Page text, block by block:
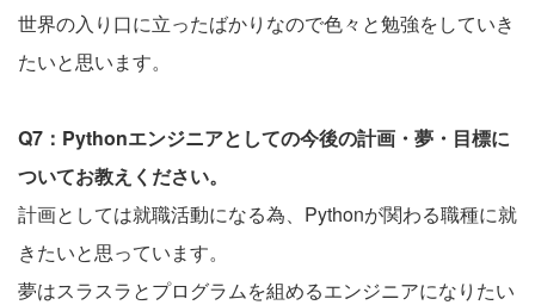
世界の入り口に立ったばかりなので色々と勉強をしていき
たいと思います。
Q7：Pythonエンジニアとしての今後の計画・夢・目標に
ついてお教えください。
計画としては就職活動になる為、Pythonが関わる職種に就
きたいと思っています。
夢はスラスラとプログラムを組めるエンジニアになりたい